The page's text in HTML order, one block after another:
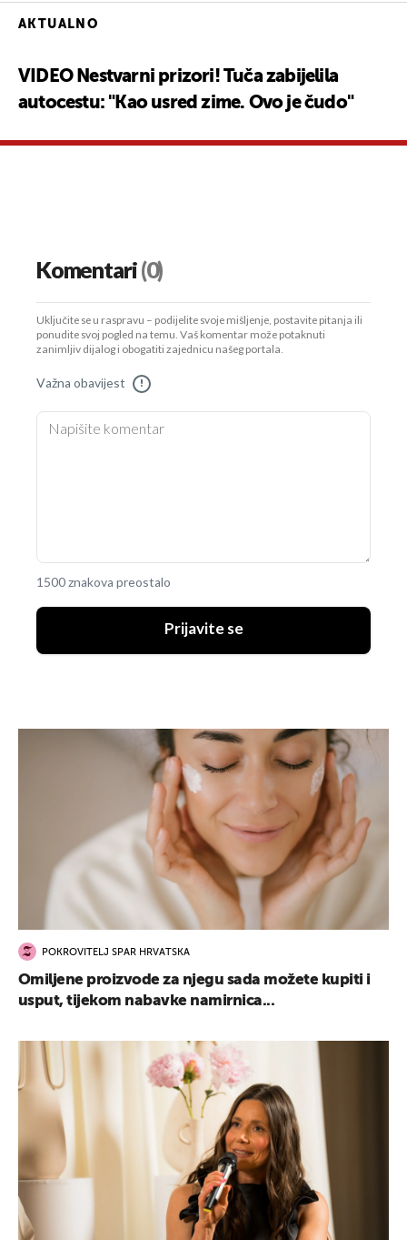
AKTUALNO
VIDEO Nestvarni prizori! Tuča zabijelila
autocestu: "Kao usred zime. Ovo je čudo"
Komentari(0)
Uključite se u raspravu – podijelite svoje mišljenje, postavite pitanja ili
ponudite svoj pogled na temu. Vaš komentar može potaknuti
zanimljiv dijalog i obogatiti zajednicu našeg portala.
Važna obavijest !
1500 znakova preostalo
Prijavite se
POKROVITELJ SPAR HRVATSKA
Omiljene proizvode za njegu sada možete kupiti i
usput, tijekom nabavke namirnica...